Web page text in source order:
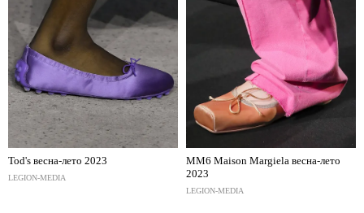
Tod's весна-лето 2023
LEGION-MEDIA
MM6 Maison Margiela весна-лето
2023
LEGION-MEDIA